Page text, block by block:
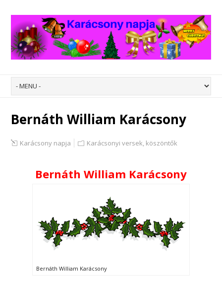
Bernáth William Karácsony
Karácsony napja Karácsonyi versek, köszöntők
Bernáth William Karácsony
Bernáth William Karácsony